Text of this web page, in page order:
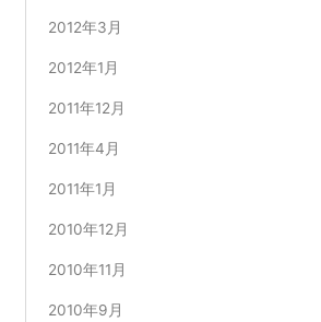
2012年3月
2012年1月
2011年12月
2011年4月
2011年1月
2010年12月
2010年11月
2010年9月